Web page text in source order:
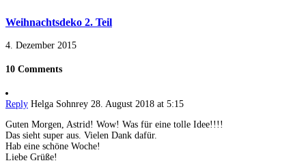
Weihnachtsdeko 2. Teil
4. Dezember 2015
10 Comments
Reply Helga Sohnrey 28. August 2018 at 5:15
Guten Morgen, Astrid! Wow! Was für eine tolle Idee!!!!
Das sieht super aus. Vielen Dank dafür.
Hab eine schöne Woche!
Liebe Grüße!